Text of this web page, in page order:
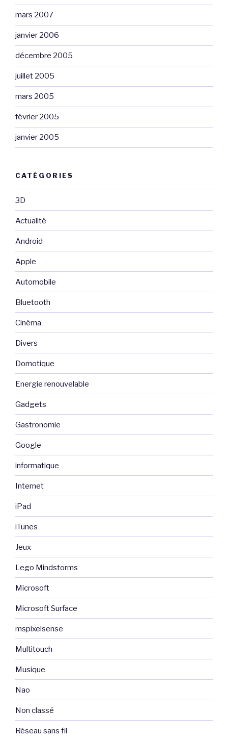
mars 2007
janvier 2006
décembre 2005
juillet 2005
mars 2005
février 2005
janvier 2005
CATÉGORIES
3D
Actualité
Android
Apple
Automobile
Bluetooth
Cinéma
Divers
Domotique
Energie renouvelable
Gadgets
Gastronomie
Google
informatique
Internet
iPad
iTunes
Jeux
Lego Mindstorms
Microsoft
Microsoft Surface
mspixelsense
Multitouch
Musique
Nao
Non classé
Réseau sans fil